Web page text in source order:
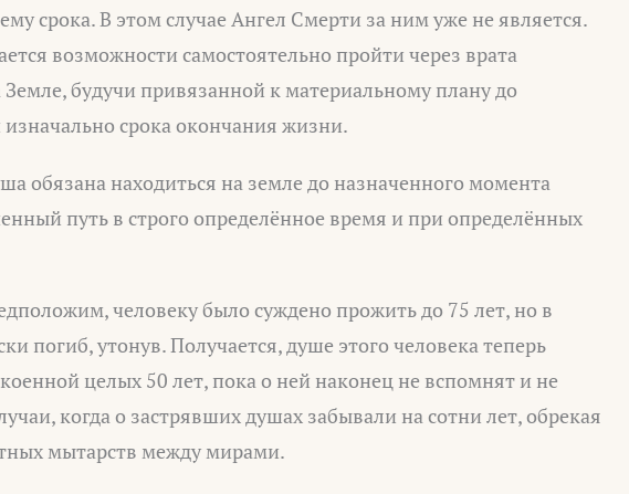
срока. В этом случае Ангел Смерти за ним уже не является.
возможности самостоятельно пройти через врата
будучи привязанной к материальному плану до
срока окончания жизни.
обязана находиться на земле до назначенного момента
путь в строго определённое время и при определённых
человеку было суждено прожить до 75 лет, но в
погиб, утонув. Получается, душе этого человека теперь
целых 50 лет, пока о ней наконец не вспомнят и не
когда о застрявших душах забывали на сотни лет, обрекая
мытарств между мирами.